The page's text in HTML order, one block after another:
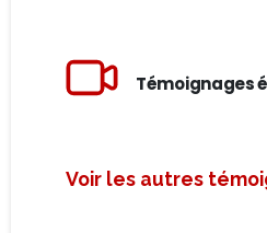
Témoignages
Voir les autres